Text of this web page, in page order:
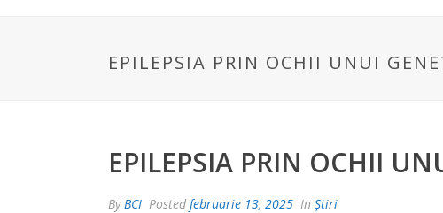
EPILEPSIA PRIN OCHII UNUI
EPILEPSIA PRIN OCHII
ByBCI Posted februarie 13, 2025 In Știri